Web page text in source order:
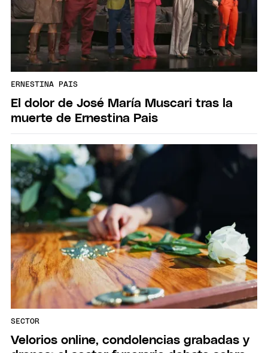
ERNESTINA PAIS
El dolor de José María Muscari tras la
muerte de Ernestina Pais
SECTOR
Velorios online, condolencias grabadas y